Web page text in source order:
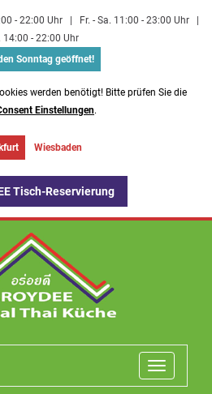
- 22:00 Uhr| Fr. - Sa. 11:00 - 23:00 Uhr|
14:00 - 22:00 Uhr
Sonntag geöffnet!
werden benötigt! Bitte prüfen Sie die
Einstellungen.
Wiesbaden
Tisch-Reservierung
Toggle
navigation